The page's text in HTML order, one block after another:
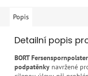
Popis
Detailní popis
BORT Fersenspornpolster
podpatěnky navržené